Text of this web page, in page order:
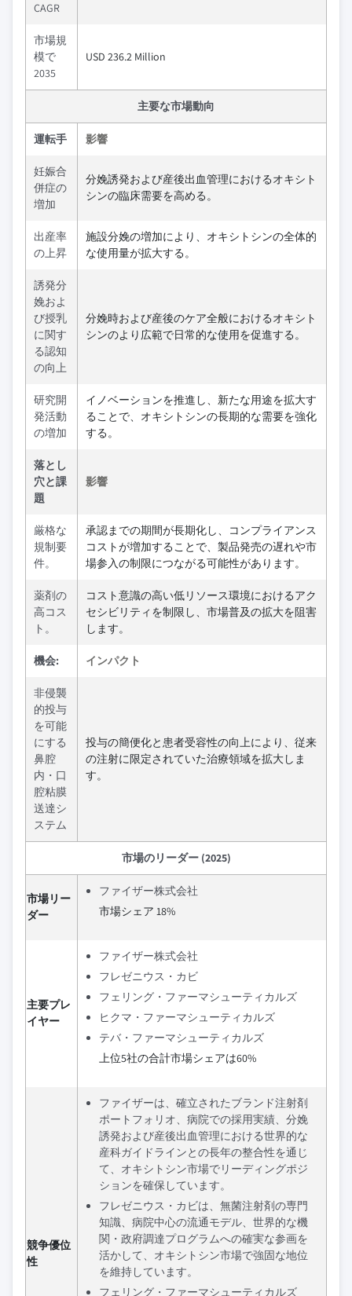
CAGR
市場規
模で
2035
USD 236.2 Million
主要な市場動向
運転手 影響
妊娠合
併症の
増加
分娩誘発および産後出血管理におけるオキシト
シンの臨床需要を高める。
出産率
の上昇
施設分娩の増加により、オキシトシンの全体的
な使用量が拡大する。
誘発分
娩およ
び授乳
に関す
る認知
の向上
分娩時および産後のケア全般におけるオキシト
シンのより広範で日常的な使用を促進する。
研究開
発活動
の増加
イノベーションを推進し、新たな用途を拡大す
ることで、オキシトシンの長期的な需要を強化
する。
落とし
穴と課
題
影響
厳格な
規制要
件。
承認までの期間が長期化し、コンプライアンス
コストが増加することで、製品発売の遅れや市
場参入の制限につながる可能性があります。
薬剤の
高コス
ト。
コスト意識の高い低リソース環境におけるアク
セシビリティを制限し、市場普及の拡大を阻害
します。
機会: インパクト
非侵襲
的投与
を可能
にする
鼻腔
内・口
腔粘膜
送達シ
ステム
投与の簡便化と患者受容性の向上により、従来
の注射に限定されていた治療領域を拡大しま
す。
市場のリーダー (2025)
市場リー
ダー
ファイザー株式会社
市場シェア 18%
主要プレ
イヤー
ファイザー株式会社
フレゼニウス・カビ
フェリング・ファーマシューティカルズ
ヒクマ・ファーマシューティカルズ
テバ・ファーマシューティカルズ
上位5社の合計市場シェアは60%
競争優位
性
ファイザーは、確立されたブランド注射剤
ポートフォリオ、病院での採用実績、分娩
誘発および産後出血管理における世界的な
産科ガイドラインとの長年の整合性を通じ
て、オキシトシン市場でリーディングポジ
ションを確保しています。
フレゼニウス・カビは、無菌注射剤の専門
知識、病院中心の流通モデル、世界的な機
関・政府調達プログラムへの確実な参画を
活かして、オキシトシン市場で強固な地位
を維持しています。
フェリング・ファーマシューティカルズ